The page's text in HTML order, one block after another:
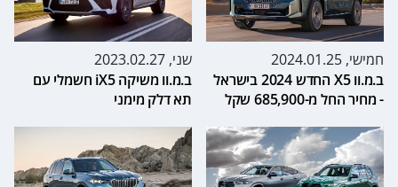
חמישי, 2024.01.25
ב.מ.וו X5 החדש 2024 בישראל
- מחיר החל מ-685,900 שקל
שני, 2023.02.27
ב.מ.וו משיקה iX5 חשמלי עם
תא דלק מימני